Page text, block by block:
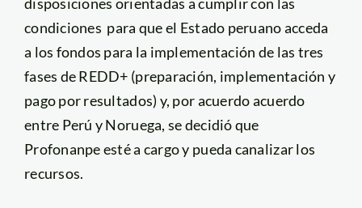
condiciones para que el Estado peruano acceda
a los fondos para la implementación de las tres
fases de REDD+ (preparación, implementación y
pago por resultados) y, por acuerdo acuerdo
entre Perú y Noruega, se decidió que
Profonanpe esté a cargo y pueda canalizar los
recursos.